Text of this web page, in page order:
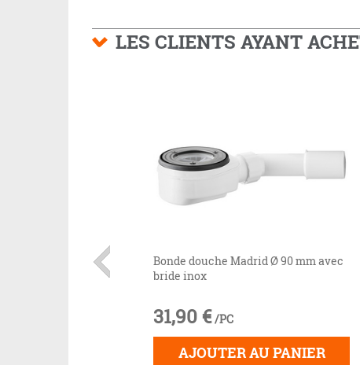
LES CLIENTS AYANT
Bonde douche Madrid Ø 90 mm avec
bride inox
31,90 € /PC
AJOUTER AU PANIER